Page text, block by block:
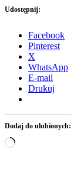
Udostępnij:
Facebook
Pinterest
X
WhatsApp
E-mail
Drukuj
Dodaj do ulubionych:
Wczytywanie…